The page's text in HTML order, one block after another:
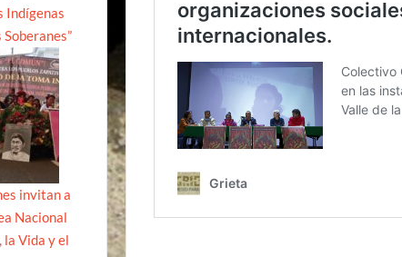
Indígenas
Soberanes”
invitan a
Nacional
la Vida y el